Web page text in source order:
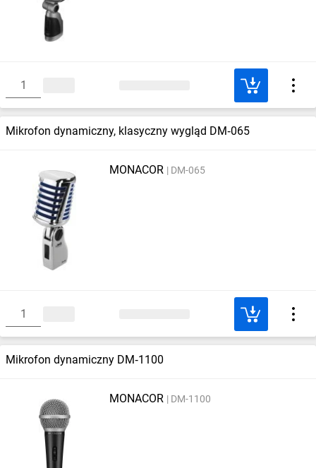
Mikrofon dynamiczny, klasyczny wygląd DM‑065
MONACOR DM-065
Mikrofon dynamiczny DM‑1100
MONACOR DM-1100